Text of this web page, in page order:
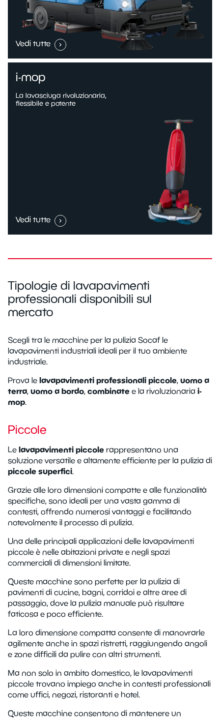
Vedi tutte
i-mop
La lavasciuga rivoluzionaria,
flessibile e potente
Vedi tutte
Tipologie di lavapavimenti
professionali disponibili sul
mercato
Scegli tra le macchine per la pulizia Socaf le
lavapavimenti industriali ideali per il tuo ambiente
industriale.
Prova le lavapavimenti professionali piccole, uomo a
terra, uomo a bordo, combinate e la rivoluzionaria i-
mop.
Piccole
Le lavapavimenti piccole rappresentano una
soluzione versatile e altamente efficiente per la pulizia di
piccole superfici.
Grazie alle loro dimensioni compatte e alle funzionalità
specifiche, sono ideali per una vasta gamma di
contesti, offrendo numerosi vantaggi e facilitando
notevolmente il processo di pulizia.
Una delle principali applicazioni delle lavapavimenti
piccole è nelle abitazioni private e negli spazi
commerciali di dimensioni limitate.
Queste macchine sono perfette per la pulizia di
pavimenti di cucine, bagni, corridoi e altre aree di
passaggio, dove la pulizia manuale può risultare
faticosa e poco efficiente.
La loro dimensione compatta consente di manovrarle
agilmente anche in spazi ristretti, raggiungendo angoli
e zone difficili da pulire con altri strumenti.
Ma non solo in ambito domestico, le lavapavimenti
piccole trovano impiego anche in contesti professionali
come uffici, negozi, ristoranti e hotel.
Queste macchine consentono di mantenere un